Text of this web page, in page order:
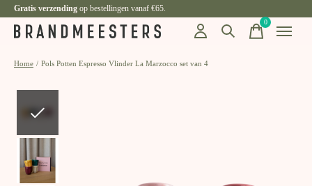
Gratis verzending op bestellingen vanaf €65.
0items
Home / Pols Potten Espresso Vlinder La Marzocco set van 4